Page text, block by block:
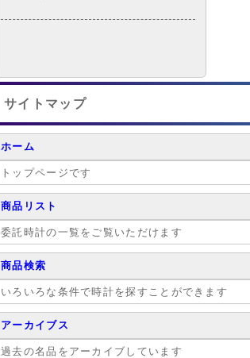
サイトマップ
ホーム
トップページです
商品リスト
委託時計の一覧をご覧いただけます
商品検索
いろいろな条件で時計を探すことができます
アーカイブス
過去の名品をアーカイブしています